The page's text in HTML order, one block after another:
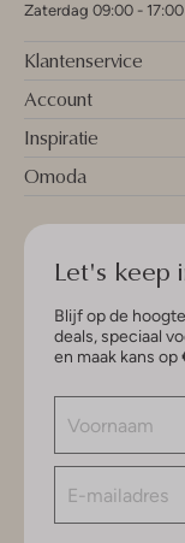
Zaterdag 09:00 -
Klantenservice
Account
Inspiratie
Omoda
Let's keep
Blijf op de
deals, speciaal
en maak kans